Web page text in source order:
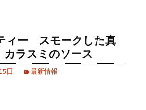
ィー スモークした真
カラスミのソース
日 最新情報